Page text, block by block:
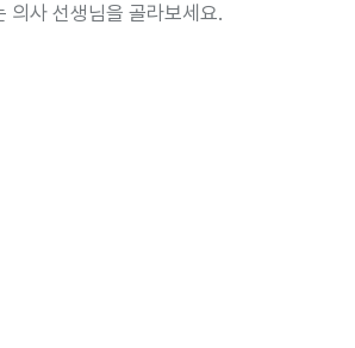
의사 선생님을 골라보세요.